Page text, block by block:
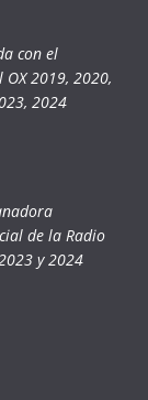
con el
2019, 2020,
2024
de la Radio
y 2024